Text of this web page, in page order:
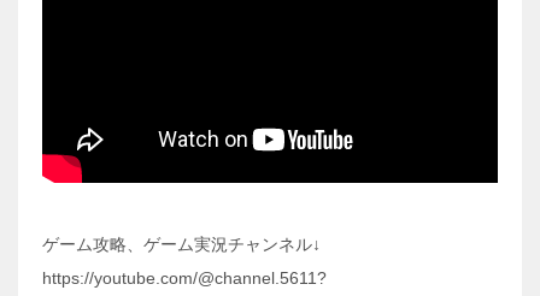
ゲーム攻略、ゲーム実況チャンネル↓
https://youtube.com/@channel.5611?